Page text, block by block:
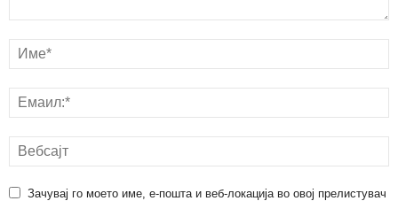
Зачувај го моето име, е-пошта и веб-локација во овој прелистувач